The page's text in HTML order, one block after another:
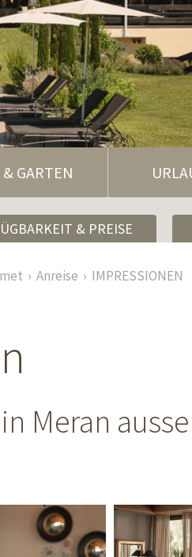
GARTEN
& PREISE
Anreise IMPRESSIONEN
Meran